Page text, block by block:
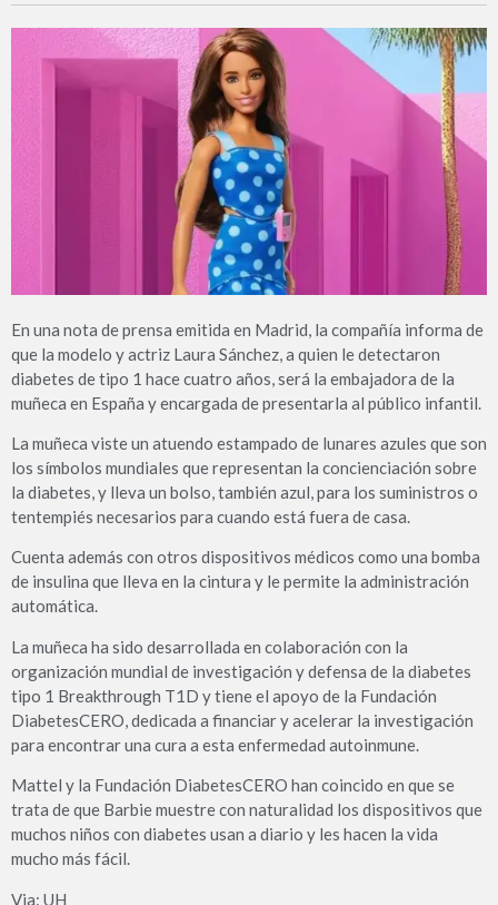
En una nota de prensa emitida en Madrid, la compañía informa de
que la modelo y actriz Laura Sánchez, a quien le detectaron
diabetes de tipo 1 hace cuatro años, será la embajadora de la
muñeca en España y encargada de presentarla al público infantil.
La muñeca viste un atuendo estampado de lunares azules que son
los símbolos mundiales que representan la concienciación sobre
la diabetes, y lleva un bolso, también azul, para los suministros o
tentempiés necesarios para cuando está fuera de casa.
Cuenta además con otros dispositivos médicos como una bomba
de insulina que lleva en la cintura y le permite la administración
automática.
La muñeca ha sido desarrollada en colaboración con la
organización mundial de investigación y defensa de la diabetes
tipo 1 Breakthrough T1D y tiene el apoyo de la Fundación
DiabetesCERO, dedicada a financiar y acelerar la investigación
para encontrar una cura a esta enfermedad autoinmune.
Mattel y la Fundación DiabetesCERO han coincido en que se
trata de que Barbie muestre con naturalidad los dispositivos que
muchos niños con diabetes usan a diario y les hacen la vida
mucho más fácil.
Via: UH